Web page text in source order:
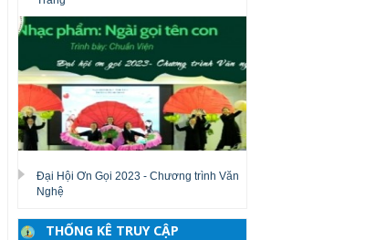
Đại Hội Ơn Gọi 2023 - Chương trình Văn
Nghệ
THỐNG KÊ TRUY CẬP